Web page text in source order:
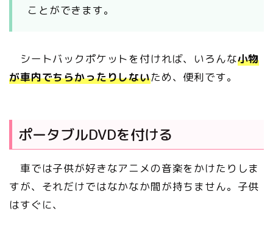
ことができます。
シートバックポケットを付ければ、いろんな小物
が車内でちらかったりしないため、便利です。
ポータブルDVDを付ける
車では子供が好きなアニメの音楽をかけたりしま
すが、それだけではなかなか間が持ちません。子供
はすぐに、